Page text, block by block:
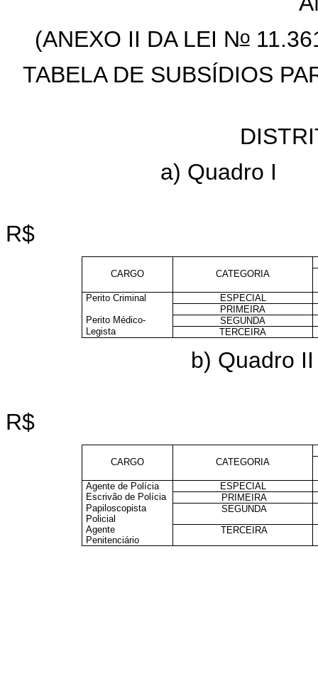
(ANEXO II DA LEI No
TABELA DE SUBSÍDIOS
a) Quadro I
R$
CARGO CATEGORIA
Perito Criminal
ESPECIAL
PRIMEIRA
Perito Médico-
SEGUNDA
Legista
TERCEIRA
b) Quadro II
R$
CARGO CATEGORIA
Agente de Polícia
ESPECIAL
Escrivão de Polícia
PRIMEIRA
Papiloscopista
Policial
SEGUNDA
Agente
Penitenciário
TERCEIRA